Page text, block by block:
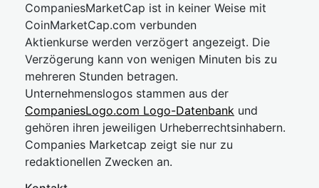
CompaniesMarketCap ist in keiner Weise mit
CoinMarketCap.com verbunden
Aktienkurse werden verzögert angezeigt. Die
Verzögerung kann von wenigen Minuten bis zu
mehreren Stunden betragen.
Unternehmenslogos stammen aus der
CompaniesLogo.com Logo-Datenbank und
gehören ihren jeweiligen Urheberrechtsinhabern.
Companies Marketcap zeigt sie nur zu
redaktionellen Zwecken an.